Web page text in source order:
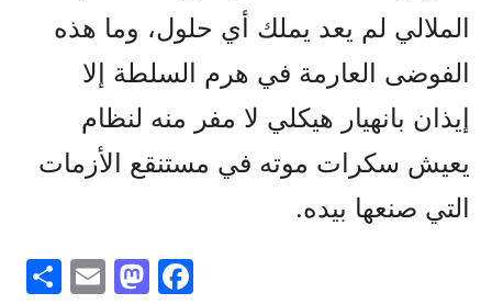
الملالي لم يعد يملك أي حلول، وما هذه
الفوضى العارمة في هرم السلطة إلا
إيذان بانهيار هيكلي لا مفر منه لنظام
يعيش سكرات موته في مستنقع الأزمات
التي صنعها بيده.
F
M
E